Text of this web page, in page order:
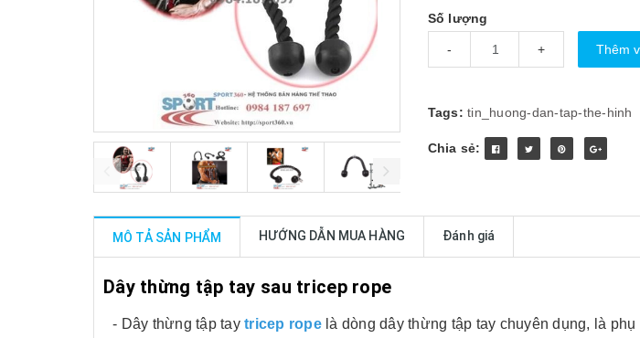
prev next
Số lượng
- + Thêm
Tags:tin_huong-dan-tap-the-hinh
Chia sẻ:
MÔ TẢ SẢN PHẨM HƯỚNG DẪN MUA HÀNG Đánh giá
Dây thừng tập tay sau tricep rope
- Dây thừng tập tay tricep ropelà dòng dây thừng tập tay chuyên dụng, là